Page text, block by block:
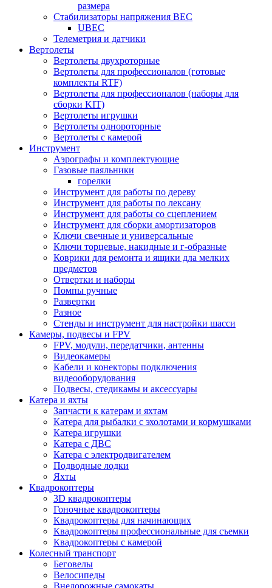
размера
Стабилизаторы напряжения BEC
UBEC
Телеметрия и датчики
Вертолеты
Вертолеты двухроторные
Вертолеты для профессионалов (готовые
комплекты RTF)
Вертолеты для профессионалов (наборы для
сборки KIT)
Вертолеты игрушки
Вертолеты однороторные
Вертолеты с камерой
Инструмент
Аэрографы и комплектующие
Газовые паяльники
горелки
Инструмент для работы по дереву
Инструмент для работы по лексану
Инструмент для работы со сцеплением
Инструмент для сборки амортизаторов
Ключи свечные и универсальные
Ключи торцевые, накидные и г-образные
Коврики для ремонта и ящики дла мелких
предметов
Отвертки и наборы
Помпы ручные
Развертки
Разное
Стенды и инструмент для настройки шасси
Камеры, подвесы и FPV
FPV, модули, передатчики, антенны
Видеокамеры
Кабели и конекторы подключения
видеооборудования
Подвесы, стедикамы и аксессуары
Катера и яхты
Запчасти к катерам и яхтам
Катера для рыбалки с эхолотами и кормушками
Катера игрушки
Катера с ДВС
Катера с электродвигателем
Подводные лодки
Яхты
Квадрокоптеры
3D квадрокоптеры
Гоночные квадрокоптеры
Квадрокоптеры для начинающих
Квадрокоптеры профессиональные для съемки
Квадрокоптеры с камерой
Колесный транспорт
Беговелы
Велосипеды
Внедорожные самокаты